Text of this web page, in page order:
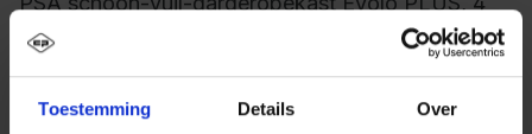
Toestemming Details Over
vakken voor 2 personen, voor het gescheiden
Meer